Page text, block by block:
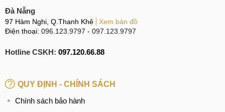
Đà Nẵng
97 Hàm Nghi, Q.Thanh Khê
Xem bản đồ
Điện thoại: 096.123.9797 - 097.123.9797
Hotline CSKH: 097.120.66.88
QUY ĐỊNH - CHÍNH SÁCH
Chính sách bảo hành